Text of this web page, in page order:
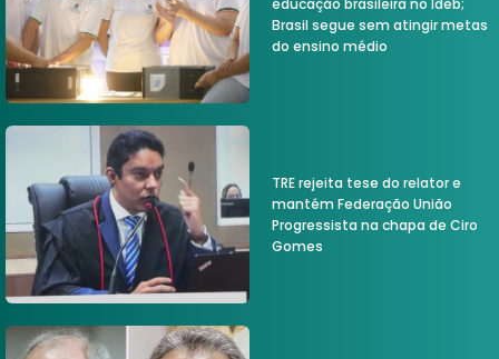
Brasil segue sem atingir metas
do ensino médio
TRE rejeita tese do relator e
mantém Federação União
Progressista na chapa de Ciro
Gomes